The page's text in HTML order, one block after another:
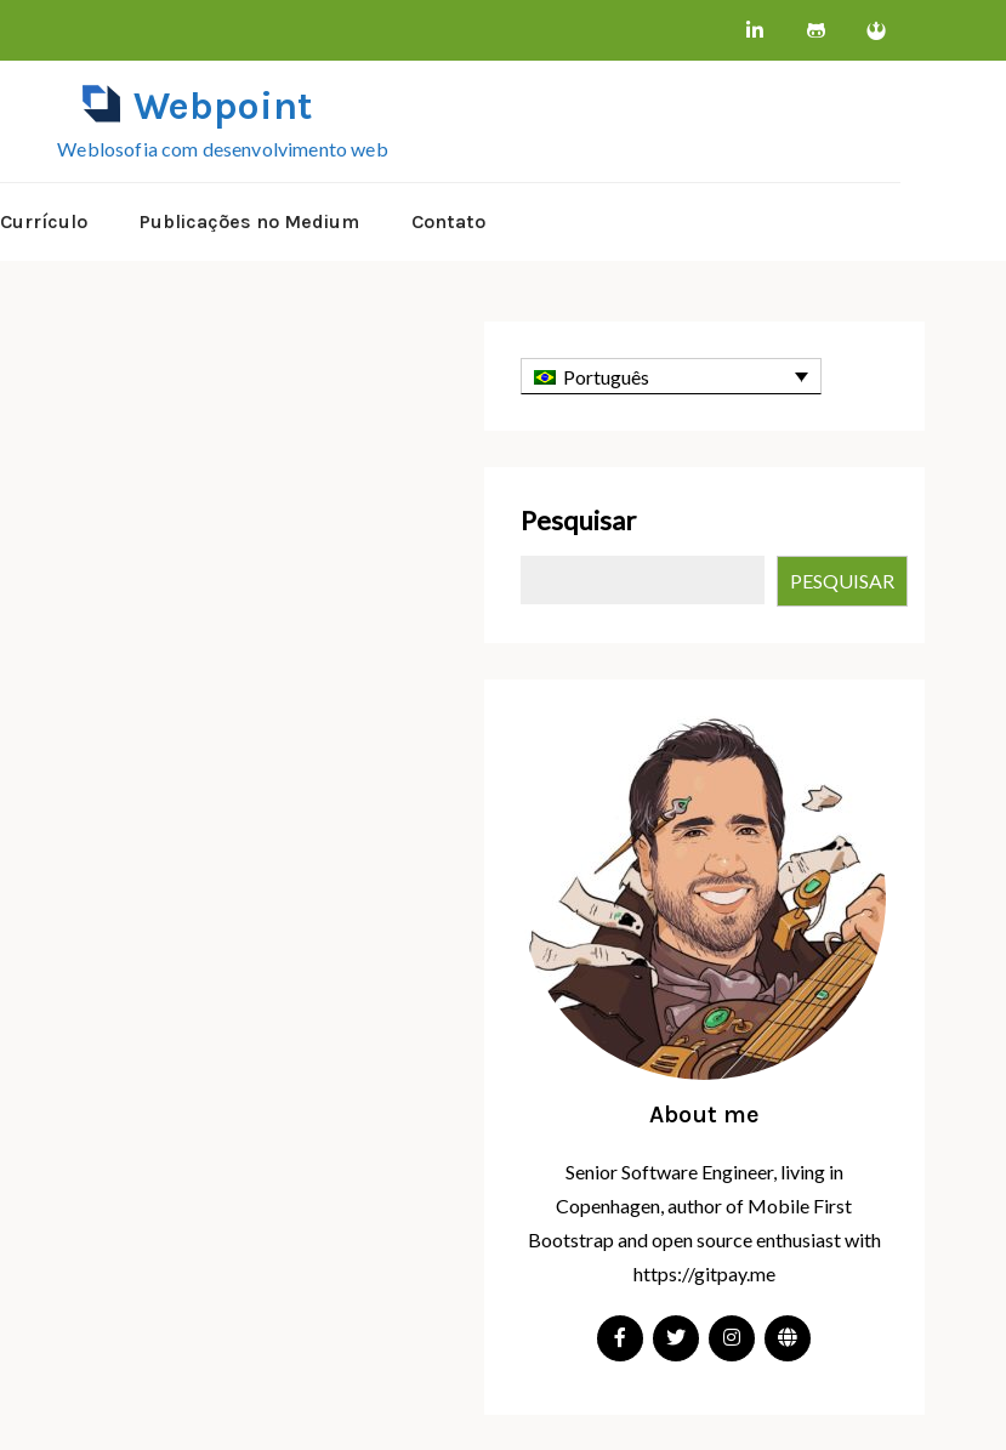
Webpoint
Weblosofia com desenvolvimento web
Currículo Publicações no Medium Contato
Português
Pesquisar
PESQUISAR
About me
Senior Software Engineer, living in
Copenhagen, author of Mobile First
Bootstrap and open source enthusiast with
https://gitpay.me